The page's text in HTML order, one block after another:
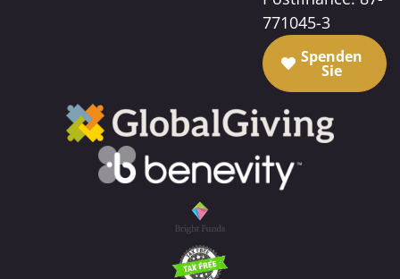
771045-3
Spenden
Sie